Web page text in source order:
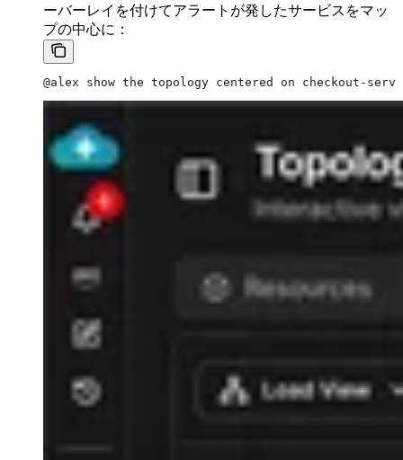
ーバーレイを付けてアラートが発したサービスをマッ
プの中心に：
@alex show the topology centered on checkout-